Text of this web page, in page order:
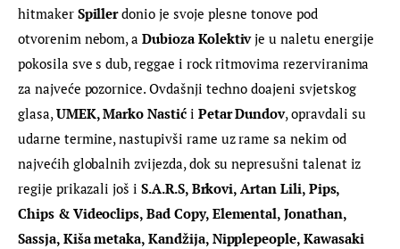
hitmaker Spiller donio je svoje plesne tonove pod
otvorenim nebom, a Dubioza Kolektiv je u naletu energije
pokosila sve s dub, reggae i rock ritmovima rezerviranima
za najveće pozornice. Ovdašnji techno doajeni svjetskog
glasa, UMEK, Marko Nastić i Petar Dundov, opravdali su
udarne termine, nastupivši rame uz rame sa nekim od
najvećih globalnih zvijezda, dok su nepresušni talenat iz
regije prikazali još i S.A.R.S, Brkovi, Artan Lili, Pips,
Chips & Videoclips, Bad Copy, Elemental, Jonathan,
Sassja, Kiša metaka, Kandžija, Nipplepeople, Kawasaki